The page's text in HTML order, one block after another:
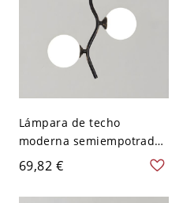
Lámpara de techo
moderna semiempotrada
de metal con pantalla de
vidrio blanco para uso
residencial - 110 A 120 V
69,82 €